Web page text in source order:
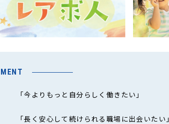
「今よりもっと自分らしく働きたい」
「長く安心して続けられる職場に出会いたい